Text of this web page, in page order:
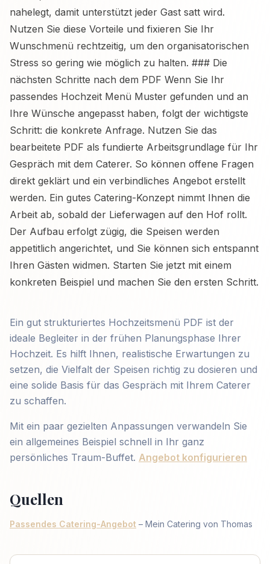
nahelegt, damit unterstützt jeder Gast satt wird.
Nutzen Sie diese Vorteile und fixieren Sie Ihr
Wunschmenü rechtzeitig, um den organisatorischen
Stress so gering wie möglich zu halten. ### Die
nächsten Schritte nach dem PDF Wenn Sie Ihr
passendes Hochzeit Menü Muster gefunden und an
Ihre Wünsche angepasst haben, folgt der wichtigste
Schritt: die konkrete Anfrage. Nutzen Sie das
bearbeitete PDF als fundierte Arbeitsgrundlage für Ihr
Gespräch mit dem Caterer. So können offene Fragen
direkt geklärt und ein verbindliches Angebot erstellt
werden. Ein gutes Catering-Konzept nimmt Ihnen die
Arbeit ab, sobald der Lieferwagen auf den Hof rollt.
Der Aufbau erfolgt zügig, die Speisen werden
appetitlich angerichtet, und Sie können sich entspannt
Ihren Gästen widmen. Starten Sie jetzt mit einem
konkreten Beispiel und machen Sie den ersten Schritt.
Ein gut strukturiertes Hochzeitsmenü PDF ist der
ideale Begleiter in der frühen Planungsphase Ihrer
Hochzeit. Es hilft Ihnen, realistische Erwartungen zu
setzen, die Vielfalt der Speisen richtig zu dosieren und
eine solide Basis für das Gespräch mit Ihrem Caterer
zu schaffen.
Mit ein paar gezielten Anpassungen verwandeln Sie
ein allgemeines Beispiel schnell in Ihr ganz
persönliches Traum-Buffet. Angebot konfigurieren
Quellen
Passendes Catering-Angebot – Mein Catering von Thomas